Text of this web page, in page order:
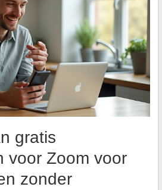
gratis
voor Zoom voor
zonder